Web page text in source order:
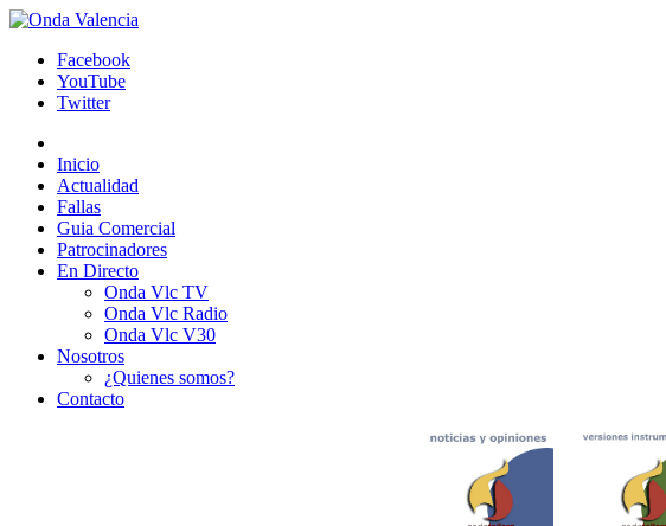
Facebook
YouTube
Twitter
Inicio
Actualidad
Fallas
Guia Comercial
Patrocinadores
En Directo
Onda Vlc TV
Onda Vlc Radio
Onda Vlc V30
Nosotros
¿Quienes somos?
Contacto